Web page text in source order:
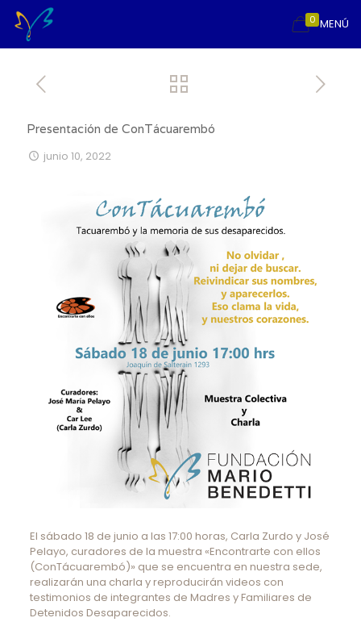
MENÚ
0
Presentación de ConTácuarembó
junio 10, 2022
El sábado 18 de junio a las 17:00 horas, Carla Zurdo y José
Pelayo, curadores de la muestra «Encontrarte con ellos
(ConTácuarembó)» que se encuentra en nuestra sede,
realizarán una charla y reproducirán videos con
testimonios de integrantes de Madres y Familiares de
Detenidos Desaparecidos.